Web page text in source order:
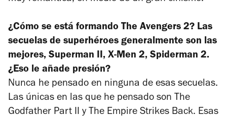
¿Cómo se está formando The Avengers 2? Las
secuelas de superhéroes generalmente son las
mejores, Superman II, X-Men 2, Spiderman 2.
¿Eso le añade presión?
Nunca he pensado en ninguna de esas secuelas.
Las únicas en las que he pensado son The
Godfather Part II y The Empire Strikes Back. Esas